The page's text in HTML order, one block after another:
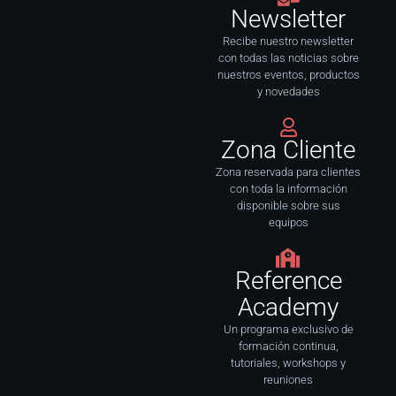
Newsletter
Recibe nuestro newsletter
con todas las noticias sobre
nuestros eventos, productos
y novedades
Zona Cliente
Zona reservada para clientes
con toda la información
disponible sobre sus
equipos
Reference
Academy
Un programa exclusivo de
formación continua,
tutoriales, workshops y
reuniones